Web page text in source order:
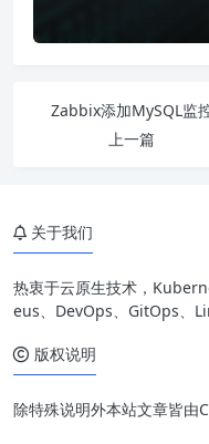
Zabbix添加MySQL监
上一篇
关于我们
热衷于云原生技术，
eus、DevOps、GitOps、
版权说明
除特殊说明外本站文章皆由